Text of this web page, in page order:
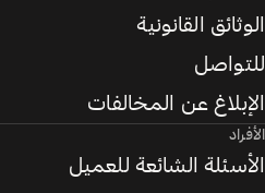
الوثائق القانونية
للتواصل
الإبلاغ عن المخالفات
الأفراد
الأسئلة الشائعة للعميل